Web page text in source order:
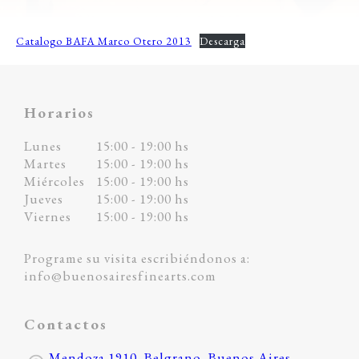
Catalogo BAFA Marco Otero 2013 Descarga
Horarios
Lunes
15:00 - 19:00 hs
Martes
15:00 - 19:00 hs
Miércoles
15:00 - 19:00 hs
Jueves
15:00 - 19:00 hs
Viernes
15:00 - 19:00 hs
Programe su visita escribiéndonos a:
info@buenosairesfinearts.com
Contactos